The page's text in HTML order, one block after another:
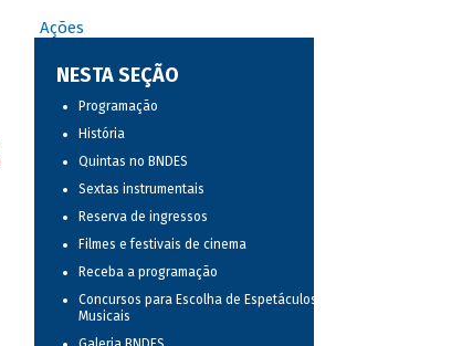
Ações
NESTA SEÇÃO
Programação
História
Quintas no BNDES
Sextas instrumentais
Reserva de ingressos
Filmes e festivais de cinema
Receba a programação
Concursos para Escolha de Espetáculos
Musicais